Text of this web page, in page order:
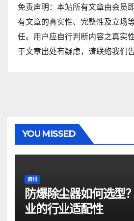
免责声明：本站所有文章由会员
有文章的真实性、完整性及立场
任。用户应自行判断内容之真实
于文章出处有疑虑，请联络我们
YOU MISSED
资讯
防爆除尘器如何选型
业的行业适配性